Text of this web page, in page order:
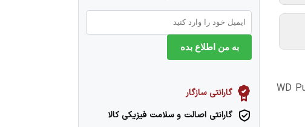
WD
به من اطلاع بده
گارانتی سازگار
گارانتی اصالت و سلامت فیزیکی کالا